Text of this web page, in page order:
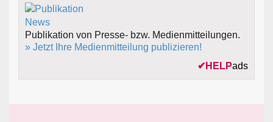
Publikation von Presse- bzw. Medienmitteilungen.
» Jetzt Ihre Medienmitteilung publizieren!
✔ HELPads